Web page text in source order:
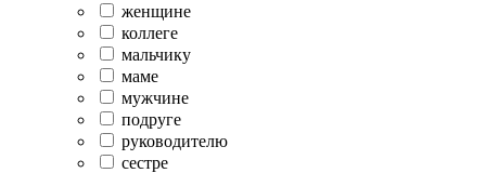
женщине
коллеге
мальчику
маме
мужчине
подруге
руководителю
сестре